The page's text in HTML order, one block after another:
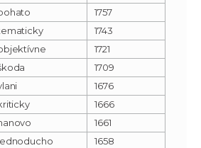
1757
1743
1721
1709
1676
1666
1661
1658